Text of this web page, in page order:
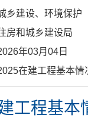
乡建设、环境保护
房和城乡建设局
年03月04日
在建工程基本情
工程基本